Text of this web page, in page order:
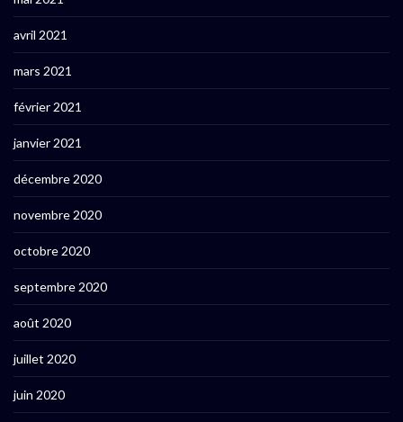
avril 2021
mars 2021
février 2021
janvier 2021
décembre 2020
novembre 2020
octobre 2020
septembre 2020
août 2020
juillet 2020
juin 2020